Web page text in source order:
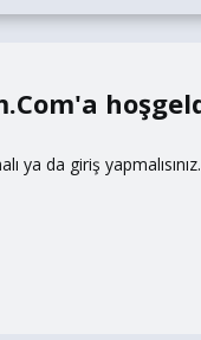
ya da giriş yapmalısınız.